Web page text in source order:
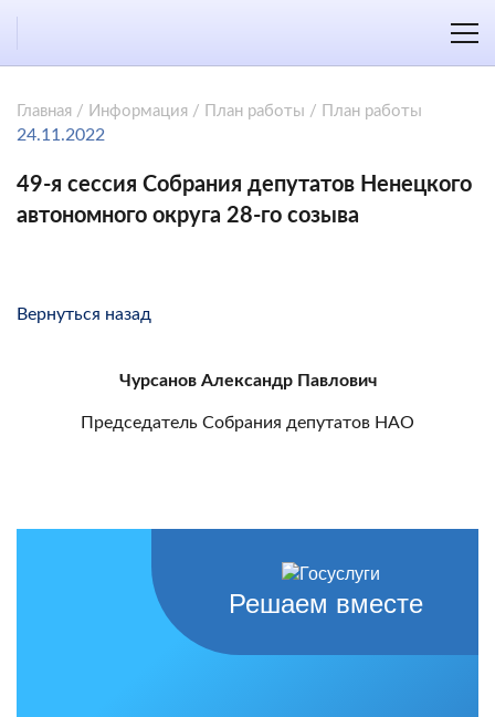
Главная / Информация / План работы / План работы
24.11.2022
49-я сессия Собрания депутатов Ненецкого
автономного округа 28-го созыва
Вернуться назад
Чурсанов Александр Павлович
Председатель Собрания депутатов НАО
Решаем вместе